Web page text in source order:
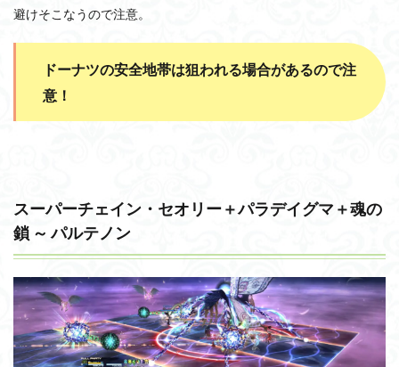
避けそこなうので注意。
ドーナツの安全地帯は狙われる場合があるので注
意！
スーパーチェイン・セオリー＋パラデイグマ＋魂の
鎖 ～ パルテノン